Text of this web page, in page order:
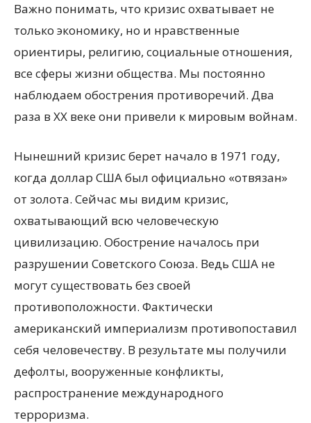
Важно понимать, что кризис охватывает не
только экономику, но и нравственные
ориентиры, религию, социальные отношения,
все сферы жизни общества. Мы постоянно
наблюдаем обострения противоречий. Два
раза в XX веке они привели к мировым войнам.
Нынешний кризис берет начало в 1971 году,
когда доллар США был официально «отвязан»
от золота. Сейчас мы видим кризис,
охватывающий всю человеческую
цивилизацию. Обострение началось при
разрушении Советского Союза. Ведь США не
могут существовать без своей
противоположности. Фактически
американский империализм противопоставил
себя человечеству. В результате мы получили
дефолты, вооруженные конфликты,
распространение международного
терроризма.